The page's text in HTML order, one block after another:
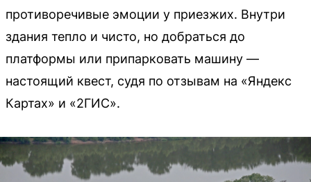
противоречивые эмоции у приезжих. Внутри
здания тепло и чисто, но добраться до
платформы или припарковать машину —
настоящий квест, судя по отзывам на «Яндекс
Картах» и «2ГИС».